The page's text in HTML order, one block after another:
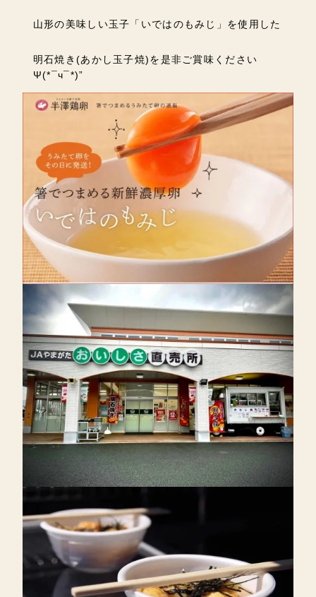
山形の美味しい玉子「いではのもみじ」を使用した
明石焼き(あかし玉子焼)を是非ご賞味ください
Ψ(*¯ч¯*)”